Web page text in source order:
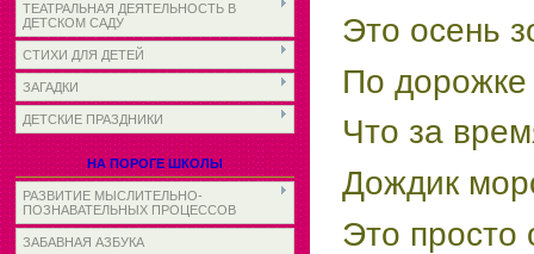
ТЕАТРАЛЬНАЯ ДЕЯТЕЛЬНОСТЬ В
ДЕТСКОМ САДУ
СТИХИ ДЛЯ ДЕТЕЙ
ЗАГАДКИ
ДЕТСКИЕ ПРАЗДНИКИ
НА ПОРОГЕ ШКОЛЫ
РАЗВИТИЕ МЫСЛИТЕЛЬНО-
ПОЗНАВАТЕЛЬНЫХ ПРОЦЕССОВ
ЗАБАВНАЯ АЗБУКА
Это осень
По дорожке
Что за
Дождик
Это просто